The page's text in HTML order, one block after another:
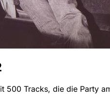
500 Tracks, die die Party